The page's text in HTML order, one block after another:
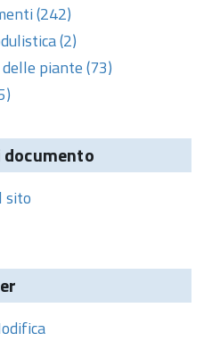
(242)
(2)
piante (73)
sito